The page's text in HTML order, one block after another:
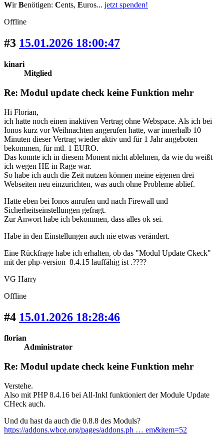
WirBenötigen: Cents, Euros... jetzt spenden!
Offline
#3 15.01.2026 18:00:47
kinari
Mitglied
Re: Modul update check keine Funktion mehr
Hi Florian,
ich hatte noch einen inaktiven Vertrag ohne Webspace. Als ich bei
Ionos kurz vor Weihnachten angerufen hatte, war innerhalb 10
Minuten dieser Vertrag wieder aktiv und für 1 Jahr angeboten
bekommen, für mtl. 1 EURO.
Das konnte ich in diesem Monent nicht ablehnen, da wie du weißt
ich wegen HE in Rage war.
So habe ich auch die Zeit nutzen können meine eigenen drei
Webseiten neu einzurichten, was auch ohne Probleme ablief.
Hatte eben bei Ionos anrufen und nach Firewall und
Sicherheitseinstellungen gefragt.
Zur Anwort habe ich bekommen, dass alles ok sei.
Habe in den Einstellungen auch nie etwas verändert.
Eine Rückfrage habe ich erhalten, ob das "Modul Update Ckeck"
mit der php-version 8.4.15 lauffähig ist .????
VG Harry
Offline
#4 15.01.2026 18:28:46
florian
Administrator
Re: Modul update check keine Funktion mehr
Verstehe.
Also mit PHP 8.4.16 bei All-Inkl funktioniert der Module Update
CHeck auch.
Und du hast da auch die 0.8.8 des Moduls?
https://addons.wbce.org/pages/addons.ph … em&item=52